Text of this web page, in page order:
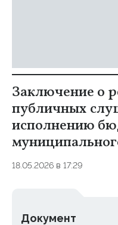
Заключение о
публичных
исполнению
18.05.2026 в 17:29
Документ